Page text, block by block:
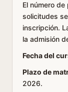
El número
solicitudes
inscripción.
la admisión
Fecha del
Plazo de
2026.